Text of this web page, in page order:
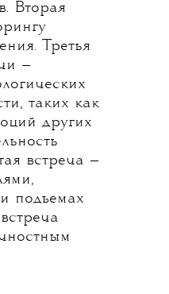
Вторая
Третья
—
таких как
других
встреча —
подъемах